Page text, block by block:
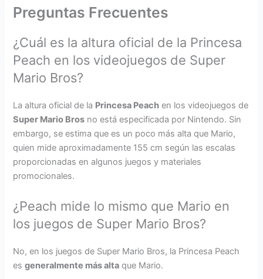
Preguntas Frecuentes
¿Cuál es la altura oficial de la Princesa
Peach en los videojuegos de Super
Mario Bros?
La altura oficial de la Princesa Peach en los videojuegos de
Super Mario Bros no está especificada por Nintendo. Sin
embargo, se estima que es un poco más alta que Mario,
quien mide aproximadamente 155 cm según las escalas
proporcionadas en algunos juegos y materiales
promocionales.
¿Peach mide lo mismo que Mario en
los juegos de Super Mario Bros?
No, en los juegos de Super Mario Bros, la Princesa Peach
esgeneralmente más alta que Mario.